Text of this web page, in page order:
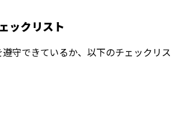
ックリスト
守できているか、以下のチェックリ